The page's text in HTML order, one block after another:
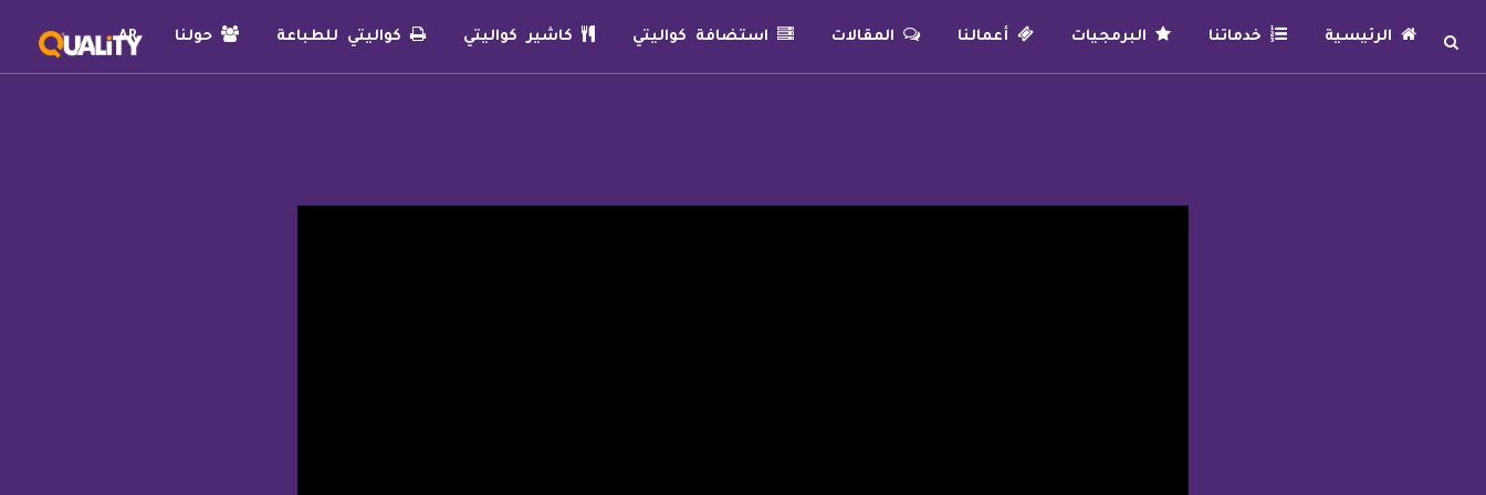
الرئيسية خدماتنا البرمجيات أعمالنا المقالات استضافة كواليتي كاشير كواليتي كواليتي للطباعة حولنا AR